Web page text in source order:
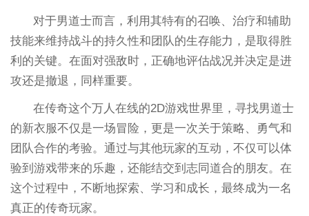
对于男道士而言，利用其特有的召唤、治疗和辅助
技能来维持战斗的持久性和团队的生存能力，是取得胜
利的关键。在面对强敌时，正确地评估战况并决定是进
攻还是撤退，同样重要。
在传奇这个万人在线的2D游戏世界里，寻找男道士
的新衣服不仅是一场冒险，更是一次关于策略、勇气和
团队合作的考验。通过与其他玩家的互动，不仅可以体
验到游戏带来的乐趣，还能结交到志同道合的朋友。在
这个过程中，不断地探索、学习和成长，最终成为一名
真正的传奇玩家。